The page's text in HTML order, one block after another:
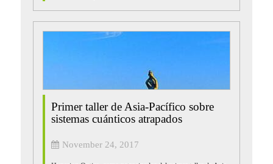
infrarroja. Las lentes ópticas están hechas de...
Primer taller de Asia-Pacífico sobre
sistemas cuánticos atrapados
November 24, 2017